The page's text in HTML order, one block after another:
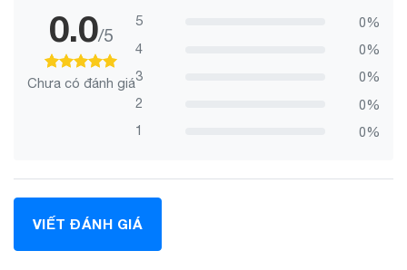
0.0/5
100trên 5 dựa trên
100
Chưa có đánh giá
5
0%
4
0%
3
0%
2
0%
1
0%
VIẾT ĐÁNH GIÁ